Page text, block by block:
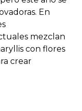
En
mezclan
con flores
crear